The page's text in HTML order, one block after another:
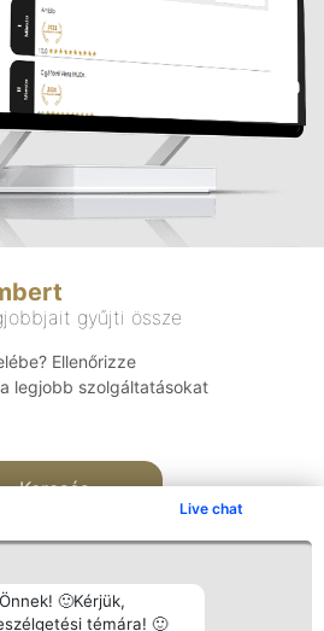
Live chat
🙂Kérjük,
témára! 🙂
gyűjti össze
Ellenőrizze
legjobb szolgáltatásokat
Keresés